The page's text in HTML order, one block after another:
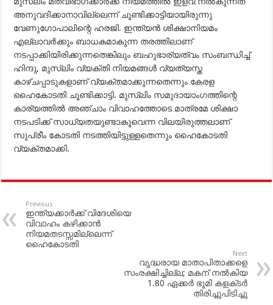
അനുവദിക്കാനാവില്ലെന്ന് ചൂണ്ടിക്കാട്ടിയായിരുന്നു
വേണുഗോപാലിന്റെ ഹരജി. ഇന്ത്യന്‍ ശിക്ഷാനിയമം
എല്ലാവര്‍ക്കും ബാധകമാകുന്ന തരത്തിലാണ്
നടപ്പാക്കിയിരിക്കുന്നതെങ്കിലും ബഹുഭാര്യത്വം സംബന്ധിച്ച്
ഹിന്ദു, മുസ്ലിം വ്യക്തി നിയമങ്ങള്‍ വ്യത്യസ്ത
കാഴ്ചപ്പാടുകളാണ് വ്യക്തമാക്കുന്നതെന്നും കേരള
ഹൈകോടതി ചൂണ്ടിക്കാട്ടി. മുസ്ലിം സമുദായാംഗത്തിന്റെ
കാര്യത്തില്‍ അഞ്ചാം വിവാഹത്തോടെ മാത്രമേ ശിക്ഷാ
നടപടിക്ക് സാധ്യതയുണ്ടാകൂവെന്ന വിലയിരുത്തലാണ്
സുപ്രീം കോടതി നടത്തിയിട്ടുള്ളതെന്നും ഹൈകോടതി
വ്യക്തമാക്കി.
Previous
ഇന്ത്യക്കാര്‍ക്ക് വിദേശിയെ
വിവാഹം കഴിക്കാന്‍
നിയമതടസ്സമില്ലെന്ന്‌
ഹൈകോടതി
Next
വൃദ്ധരായ മാതാപിതാക്കളെ
സംരക്ഷിച്ചില്ല; മകന്‌ നല്‍കിയ
1.80 ഏക്കര്‍ ഭൂമി കളക്‌ടര്‍
തിരിച്ചുപിടിച്ചു